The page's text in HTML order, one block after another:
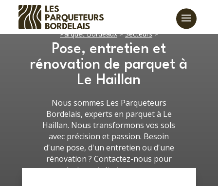
Parquet Bordeaux>Secteurs>
Pose, entretien et
rénovation de parquet à
Le Haillan
Nous sommes Les Parqueteurs
Bordelais, experts en parquet à Le
Haillan. Nous transformons vos sols
avec précision et passion. Besoin
d'une pose, d'un entretien ou d'une
rénovation ? Contactez-nous pour
un devis gratuit et sur-mesure.